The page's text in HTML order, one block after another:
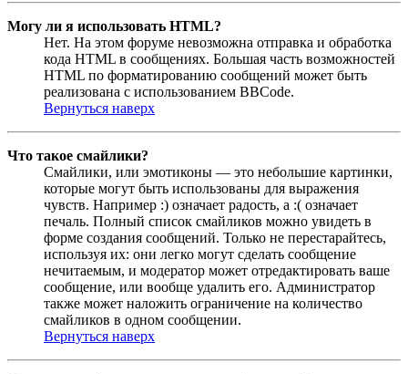
Могу ли я использовать HTML?
Нет. На этом форуме невозможна отправка и обработка
кода HTML в сообщениях. Большая часть возможностей
HTML по форматированию сообщений может быть
реализована с использованием BBCode.
Вернуться наверх
Что такое смайлики?
Смайлики, или эмотиконы — это небольшие картинки,
которые могут быть использованы для выражения
чувств. Например :) означает радость, а :( означает
печаль. Полный список смайликов можно увидеть в
форме создания сообщений. Только не перестарайтесь,
используя их: они легко могут сделать сообщение
нечитаемым, и модератор может отредактировать ваше
сообщение, или вообще удалить его. Администратор
также может наложить ограничение на количество
смайликов в одном сообщении.
Вернуться наверх